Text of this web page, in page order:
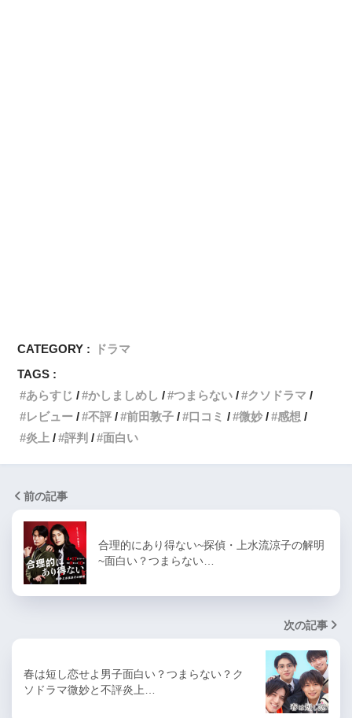
CATEGORY :
ドラマ
TAGS :
あらすじ
かしましめし つまらない
クソドラマ
レビュー
不評 前田敦子 口コミ 微妙
感想
炎上
評判 面白い
前の記事
合理的にあり得ない~探偵・上水流涼子の解明
~面白い？つまらない…
次の記事
春は短し恋せよ男子面白い？つまらない？ク
ソドラマ微妙と不評炎上…